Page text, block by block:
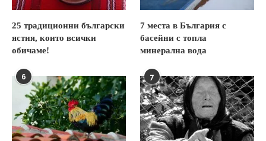
25 традиционни български
ястия, които всички
обичаме!
7 места в България с
басейни с топла
минерална вода
6 7